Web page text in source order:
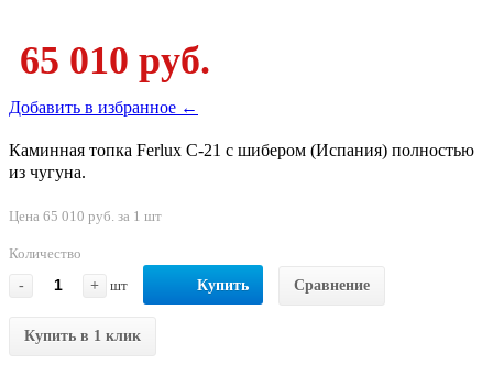
65 010 руб.
Добавить в избранное ←
Каминная топка Ferlux C-21 с шибером (Испания) полностью
из чугуна.
Цена 65 010 руб. за 1 шт
Количество
-
+ шт Купить Сравнение
Купить в 1 клик